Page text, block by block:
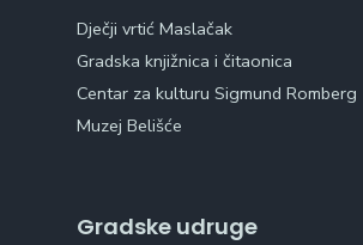
Dječji vrtić Maslačak
Gradska knjižnica i čitaonica
Centar za kulturu Sigmund Romberg
Muzej Belišće
Gradske udruge